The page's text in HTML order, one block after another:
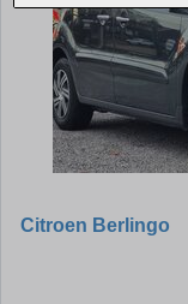
Citroen Berlingo